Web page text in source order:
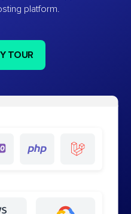
platform.
TOUR